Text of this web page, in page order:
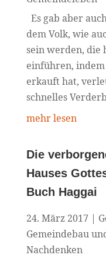
Es gab aber
dem Volk, wie
sein werden, die
einführen,
erkauft hat,
schnelles
mehr lesen
Die
Hauses
Buch Haggai
24. März 2017 |
Gemeindebau
Nachdenken